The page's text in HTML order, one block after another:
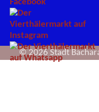
© 2026 Stadt